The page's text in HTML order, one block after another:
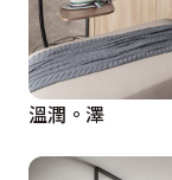
溫潤。澤